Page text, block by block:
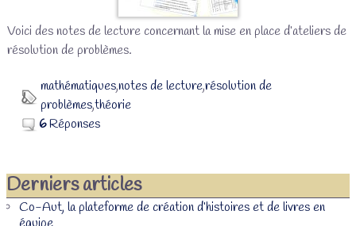
Voici des notes de lecture concernant la mise en place d’ateliers de
résolution de problèmes.
mathématiques,notes de lecture,résolution de
problèmes,théorie
6Réponses
Derniers articles
Co-Aut, la plateforme de création d’histoires et de livres en